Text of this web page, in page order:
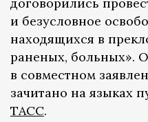
и безусловное
находящихся в
раненых, больных».
в совместном
зачитано на языках
ТАСС.